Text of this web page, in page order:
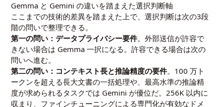
Gemma と Gemini の違いを踏まえた選択判断軸
ここまでの技術的差異を踏まえた上で、選択判断は次の3段
階の問いで整理できる。
第一の問い：データプライバシー要件。外部送信が許容で
きない場合は Gemma 一択になる。許容できる場合は次の
問いへ進む。
第二の問い：コンテキスト長と推論精度の要件。100 万ト
ークンを超える長大文書の一括処理や、最高水準の推論精
度が求められるタスクでは Gemini が優位だ。256K 以内に
収まり、ファインチューニングによる専門化が有効なドメ